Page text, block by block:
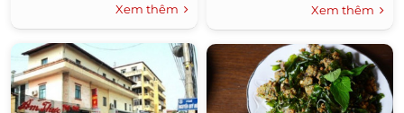
Xem thêm
Xem thêm